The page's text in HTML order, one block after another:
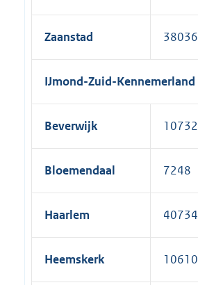
Zaanstad 38036
IJmond-Zuid-Kennemerland
Beverwijk 10732
Bloemendaal 7248
Haarlem 40734
Heemskerk 10610